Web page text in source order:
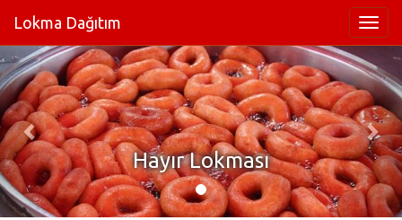
Lokma Dağıtım
Hayır Lokması